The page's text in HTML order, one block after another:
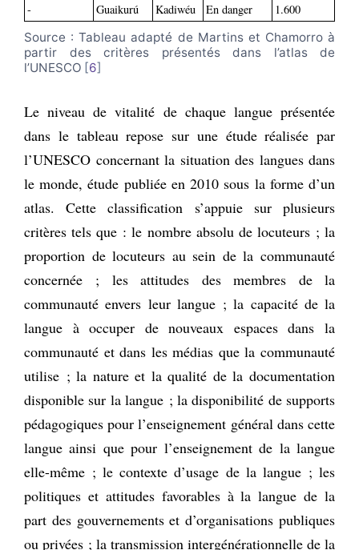
- Guaikurú Kadiwéu En danger
1.600
Source : Tableau adapté de Martins et Chamorro à
partir des critères présentés dans l’atlas de
l’UNESCO 6
Le niveau de vitalité de chaque langue présentée
dans le tableau repose sur une étude réalisée par
l’UNESCO concernant la situation des langues dans
le monde, étude publiée en 2010 sous la forme d’un
atlas. Cette classification s’appuie sur plusieurs
critères tels que : le nombre absolu de locuteurs ; la
proportion de locuteurs au sein de la communauté
concernée ; les attitudes des membres de la
communauté envers leur langue ; la capacité de la
langue à occuper de nouveaux espaces dans la
communauté et dans les médias que la communauté
utilise ; la nature et la qualité de la documentation
disponible sur la langue ; la disponibilité de supports
pédagogiques pour l’enseignement général dans cette
langue ainsi que pour l’enseignement de la langue
elle-même ; le contexte d’usage de la langue ; les
politiques et attitudes favorables à la langue de la
part des gouvernements et d’organisations publiques
ou privées ; la transmission intergénérationnelle de la